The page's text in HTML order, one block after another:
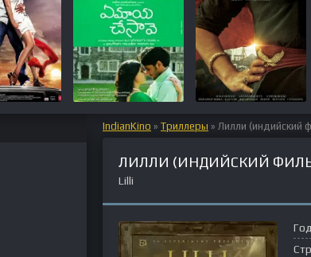
IndianKino » Триллеры » Лилли (индийский
ЛИЛЛИ (ИНДИЙСКИЙ
Lilli